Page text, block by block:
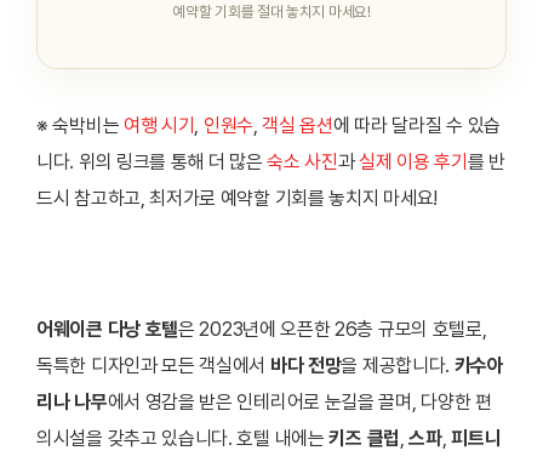
예약할 기회를 절대 놓치지 마세요!
※ 숙박비는 여행 시기 , 인원수, 객실 옵션에 따라 달라질 수 있습
니다. 위의 링크를 통해 더 많은 숙소 사진과실제 이용 후기 를 반
드시 참고하고, 최저가로 예약할 기회를 놓치지 마세요!
어웨이큰 다낭 호텔은 2023년에 오픈한 26층 규모의 호텔로,
독특한 디자인과 모든 객실에서 바다 전망을 제공합니다. 카수아
리나 나무에서 영감을 받은 인테리어로 눈길을 끌며, 다양한 편
의시설을 갖추고 있습니다. 호텔 내에는키즈 클럽,스파,피트니